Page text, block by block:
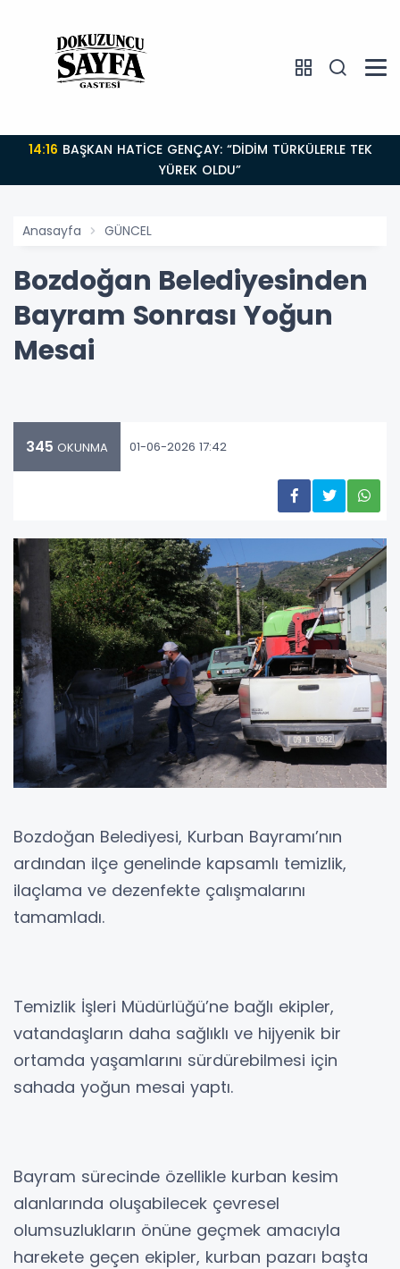
14:16
YÜREK OLDU”
Anasayfa GÜNCEL
Bozdoğan Belediyesinden
Bayram Sonrası Yoğun
Mesai
345 OKUNMA 01-06-2026 17:42
Bozdoğan Belediyesi, Kurban Bayramı’nın
ardından ilçe genelinde kapsamlı temizlik,
ilaçlama ve dezenfekte çalışmalarını
tamamladı.
Temizlik İşleri Müdürlüğü’ne bağlı ekipler,
vatandaşların daha sağlıklı ve hijyenik bir
ortamda yaşamlarını sürdürebilmesi için
sahada yoğun mesai yaptı.
Bayram sürecinde özellikle kurban kesim
alanlarında oluşabilecek çevresel
olumsuzlukların önüne geçmek amacıyla
harekete geçen ekipler, kurban pazarı başta